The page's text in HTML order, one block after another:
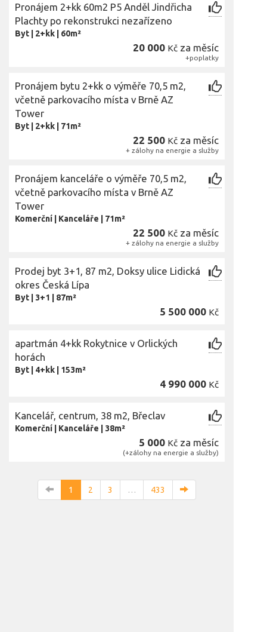
Pronájem 2+kk 60m2 P5 Anděl Jindřicha
Plachty po rekonstrukci nezařízeno
Byt 2+kk 60m²
20 000 Kč za měsíc
+poplatky
Pronájem bytu 2+kk o výměře 70,5 m2,
včetně parkovacího místa v Brně AZ
Tower
Byt 2+kk 71m²
22 500 Kč za měsíc
+ zálohy na energie a služby
Pronájem kanceláře o výměře 70,5 m2,
včetně parkovacího místa v Brně AZ
Tower
Komerční Kanceláře 71m²
22 500 Kč za měsíc
+ zálohy na energie a služby
Prodej byt 3+1, 87 m2, Doksy ulice Lidická
okres Česká Lípa
Byt 3+1 87m²
5 500 000 Kč
apartmán 4+kk Rokytnice v Orlických
horách
Byt 4+kk 153m²
4 990 000 Kč
Kancelář, centrum, 38 m2, Břeclav
Komerční Kanceláře 38m²
5 000 Kč za měsíc
(+zálohy na energie a služby)
1 2 3 … 433